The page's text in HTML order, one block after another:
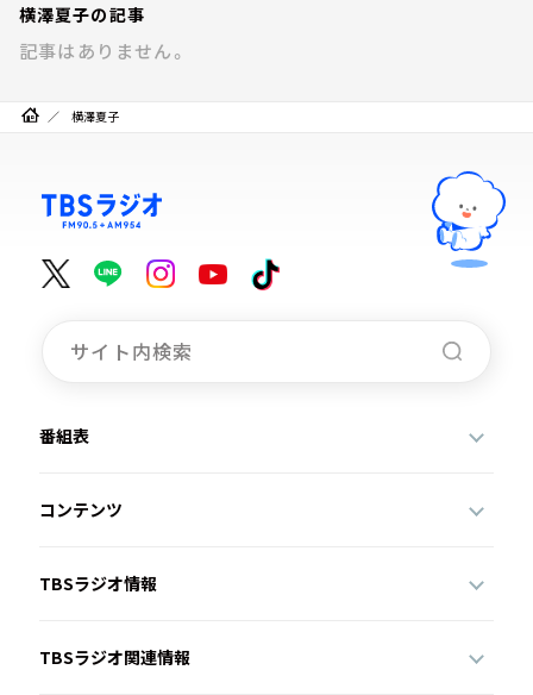
横澤夏子の記事
記事はありません。
横澤夏子
番組表
コンテンツ
TBSラジオ情報
TBSラジオ関連情報